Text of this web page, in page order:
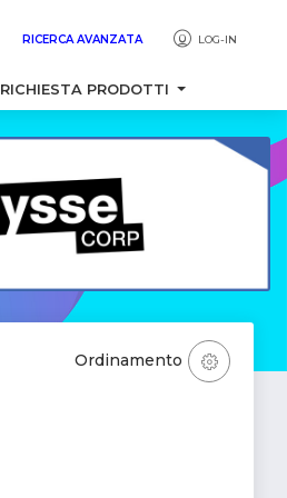
RICERCA AVANZATA LOG-IN
RICHIESTA PRODOTTI
Ordinamento